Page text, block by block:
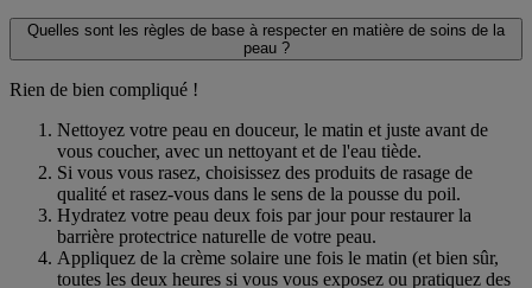
Quelles sont les règles de base à respecter en matière de soins de la
peau ?
Rien de bien compliqué !
Nettoyez votre peau en douceur, le matin et juste avant de
vous coucher, avec un nettoyant et de l'eau tiède.
Si vous vous rasez, choisissez des produits de rasage de
qualité et rasez-vous dans le sens de la pousse du poil.
Hydratez votre peau deux fois par jour pour restaurer la
barrière protectrice naturelle de votre peau.
Appliquez de la crème solaire une fois le matin (et bien sûr,
toutes les deux heures si vous vous exposez ou pratiquez des